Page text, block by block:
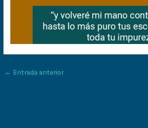
← Entrada anterior